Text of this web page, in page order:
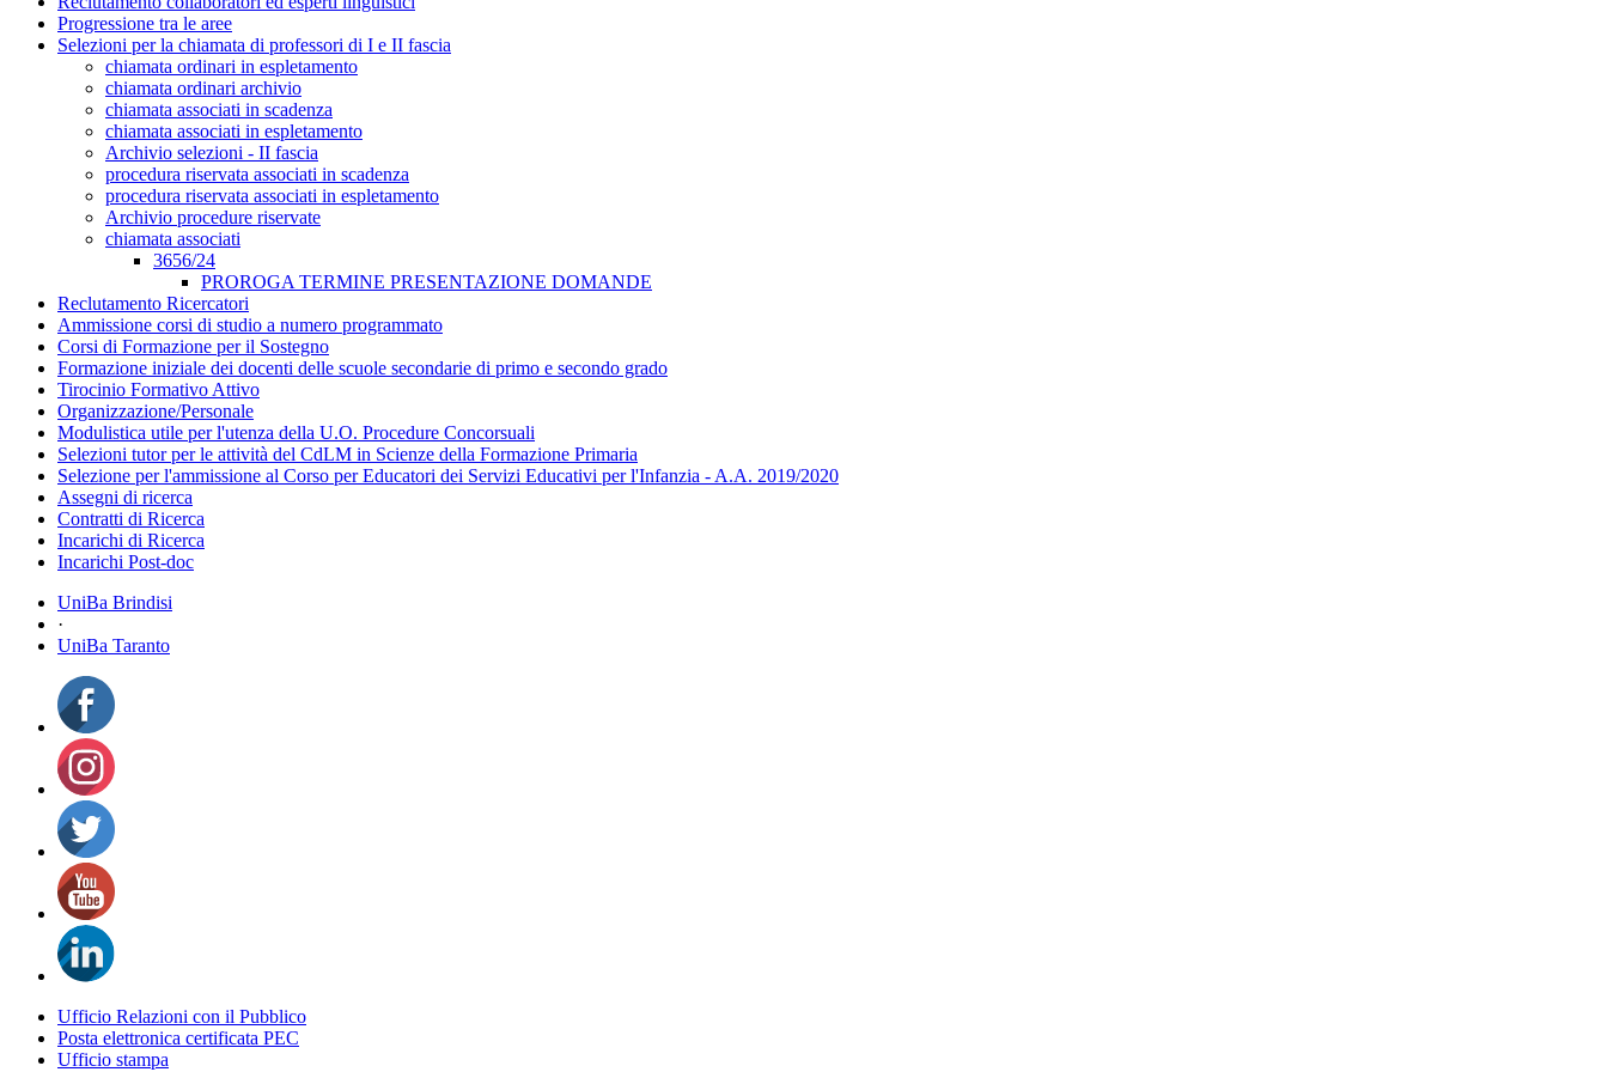
Progressione tra le aree
Selezioni per la chiamata di professori di I e II fascia
chiamata ordinari in espletamento
chiamata ordinari archivio
chiamata associati in scadenza
chiamata associati in espletamento
Archivio selezioni - II fascia
procedura riservata associati in scadenza
procedura riservata associati in espletamento
Archivio procedure riservate
chiamata associati
3656/24
PROROGA TERMINE PRESENTAZIONE DOMANDE
Reclutamento Ricercatori
Ammissione corsi di studio a numero programmato
Corsi di Formazione per il Sostegno
Formazione iniziale dei docenti delle scuole secondarie di primo e secondo grado
Tirocinio Formativo Attivo
Organizzazione/Personale
Modulistica utile per l'utenza della U.O. Procedure Concorsuali
Selezioni tutor per le attività del CdLM in Scienze della Formazione Primaria
Selezione per l'ammissione al Corso per Educatori dei Servizi Educativi per l'Infanzia - A.A. 2019/2020
Assegni di ricerca
Contratti di Ricerca
Incarichi di Ricerca
Incarichi Post-doc
UniBa Brindisi
·
UniBa Taranto
Ufficio Relazioni con il Pubblico
Posta elettronica certificata PEC
Ufficio stampa